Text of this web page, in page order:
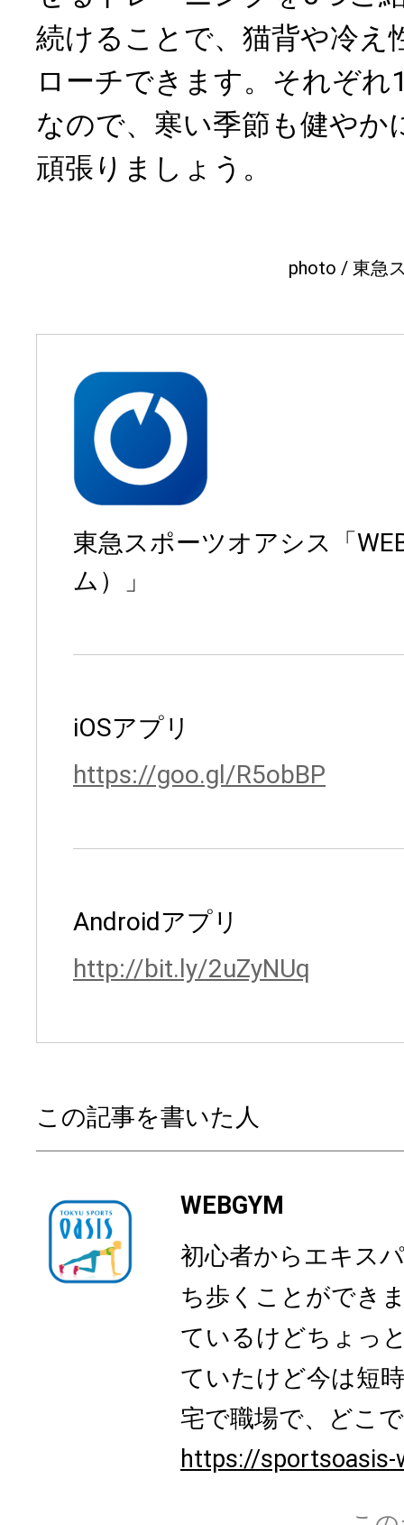
続けることで、猫背や冷え
ローチできます。それぞれ
なので、寒い季節も健やか
頑張りましょう。
photo / 東急
東急スポーツオアシス「
ム）」
iOSアプリ
https://goo.gl/R5obBP
Androidアプリ
http://bit.ly/2uZyNUq
この記事を書いた人
WEBGYM
初心者からエキス
ち歩くことができ
ているけどちょっ
ていたけど今は短
宅で職場で、どこ
https://sportsoasis-